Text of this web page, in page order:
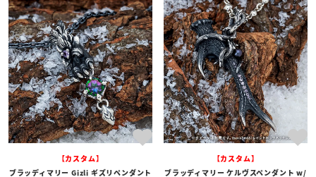
【カスタム】
ブラッディマリー Gizli ギズリペンダント
【カスタム】
ブラッディマリー ケルヴスペンダント w/